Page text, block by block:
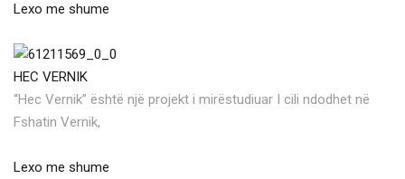
Lexo me shume
HEC VERNIK
“Hec Vernik” është një projekt i mirëstudiuar I cili ndodhet në
Fshatin Vernik,
Lexo me shume